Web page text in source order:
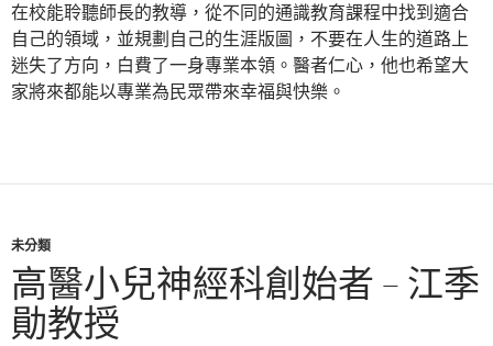
在校能聆聽師長的教導，從不同的通識教育課程中找到適合
自己的領域，並規劃自己的生涯版圖，不要在人生的道路上
迷失了方向，白費了一身專業本領。醫者仁心，他也希望大
家將來都能以專業為民眾帶來幸福與快樂。
未分類
高醫小兒神經科創始者 – 江季
勛教授